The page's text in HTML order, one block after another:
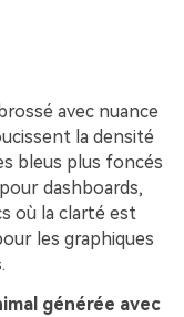
avec nuance
la densité
bleus plus foncés
dashboards,
où la clarté est
les graphiques
générée avec